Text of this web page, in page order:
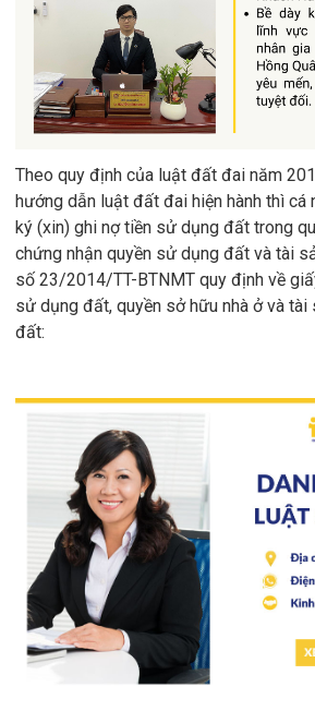
Theo quy định của luật đất đai năm
hướng dẫn luật đất đai hiện hành thì cá
ký (xin) ghi nợ tiền sử dụng đất trong
chứng nhận quyền sử dụng đất và tài
số 23/2014/TT-BTNMT quy định về
sử dụng đất, quyền sở hữu nhà ở và tài
đất: